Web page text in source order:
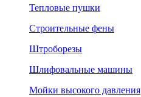
Тепловые пушки
Строительные фены
Штроборезы
Шлифовальные машины
Мойки высокого давления